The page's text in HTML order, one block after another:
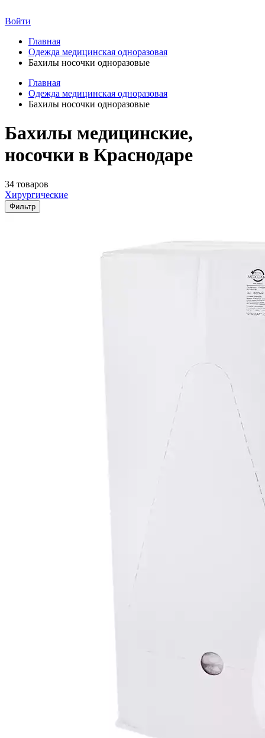
Войти
Главная
Одежда медицинская одноразовая
Бахилы носочки одноразовые
Главная
Одежда медицинская одноразовая
Бахилы носочки одноразовые
Бахилы медицинские,
носочки в Краснодаре
34 товаров
Хирургические
Фильтр